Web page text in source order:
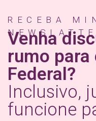
RECEBA
Venha
rumo
Federal?
Inclusivo,
funcione